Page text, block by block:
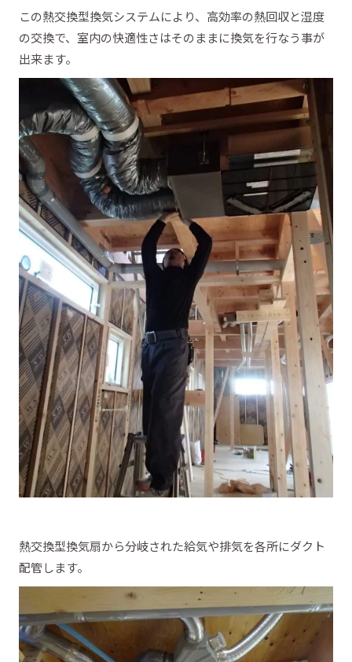
この熱交換型換気システムにより、高効率の熱回収と湿度
の交換で、室内の快適性さはそのままに換気を行なう事が
出来ます。
熱交換型換気扇から分岐された給気や排気を各所にダクト
配管します。